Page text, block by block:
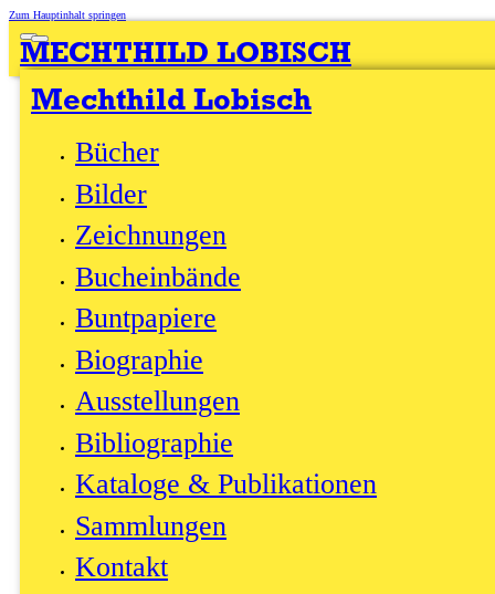
Zum Hauptinhalt springen
MECHTHILD LOBISCH
Mechthild Lobisch
Bücher
Bilder
Zeichnungen
Bucheinbände
Buntpapiere
Biographie
Ausstellungen
Bibliographie
Kataloge & Publikationen
Sammlungen
Kontakt
Ex. Nr. 348/517
(Coron 201)
Grüner Boxcalf Franzband
mit grünblauen und orangen Lederauflagen,
rotgeprägter Längstitel,
Bord-à-Bord Spiegel und Vorsatz grün gefärbte Kromecôte
Halblederchemise und Schuber
133 x 164 mm